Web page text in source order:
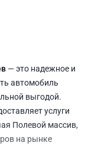
— это надежное и
автомобиль
выгодой.
услуги
Полевой массив,
на рынке